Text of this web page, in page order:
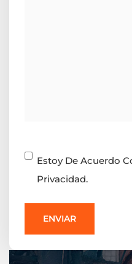
Consentimiento
Estoy De Acuerdo
Privacidad.